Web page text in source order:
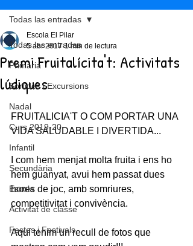
Todas las entradas
Primària
Sortides i Excursions
Nadal
Curs 2019-20
Infantil
Secundària
Escola
Activitat de classe
Festes i Festivals
Todas las entradas
Premi Fruitalícita't: Activitats
lúdiques
Escola El Pilar
5 abr 2017 1 min de lectura
FRUITALICIA'T O COM PORTAR UNA
VIDA SALUDABLE I DIVERTIDA...
I com hem menjat molta fruita i ens ho
hem guanyat, avui hem passat dues
hores de joc, amb somriures,
competitivitat i convivència.
Aquí tenim un recull de fotos que